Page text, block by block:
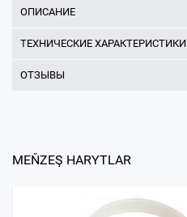
ОПИСАНИЕ
ТЕХНИЧЕСКИЕ ХАРАКТЕРИСТИКИ
ОТЗЫВЫ
MEŇZEŞ HARYTLAR